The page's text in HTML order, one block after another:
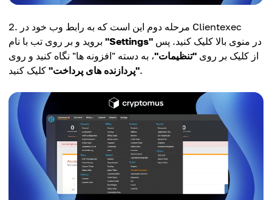
مرحله دوم این است که به رابط وب خود در Clientexec
"Settings"
از کلیک بر روی "تنظیمات"، به دسته "افزونه ها" نگاه کنید و روی
"پردازنده های پرداخت"کلیک کنید.